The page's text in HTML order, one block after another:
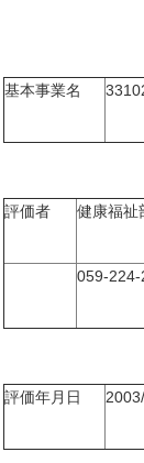
基本事業名
評価者 健康福
059-
評価年月日